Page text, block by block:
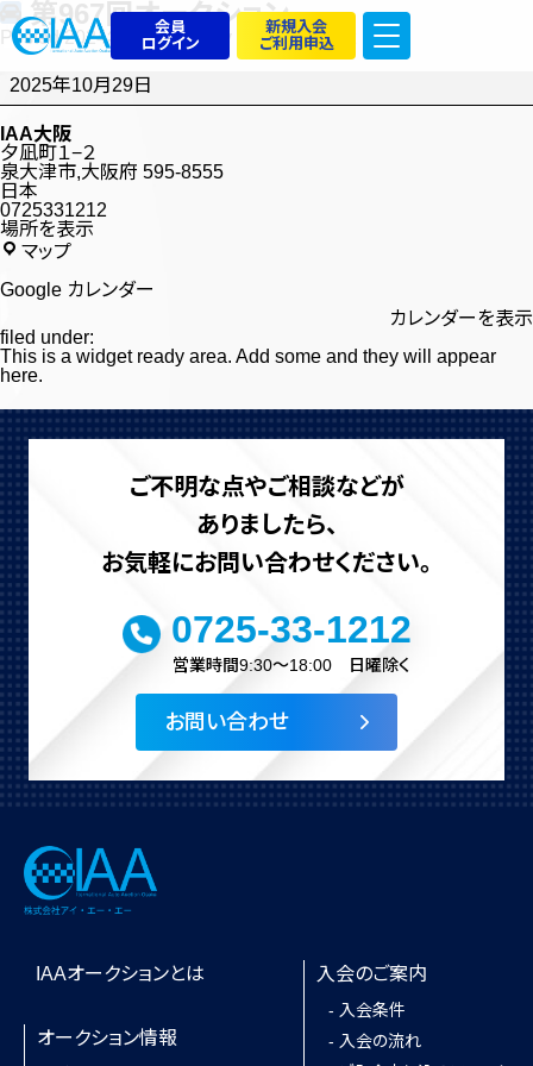
会員
ログイン
新規入会
ご利用申込
第967回オークション
Posted2024年12月13日 by
admin_iaatest
第
967
回
オ
ー
ク
シ
ョ
ン
2025年10月29日
IAA大阪
夕凪町１−２
泉大津市,大阪府 595-8555
日本
0725331212
場所を表示
マップIAA
阪
Google カレンダー
カレンダーを表示
filed under:
This is a widget ready area. Add some and they will appear
here.
ご不明な点やご相談などが
ありましたら、
お気軽にお問い合わせください。
0725-33-1212
営業時間9:30～18:00 日曜除く
お問い合わせ
IAAオークションとは
オークション情報
入会のご案内
- 入会条件
- 入会の流れ